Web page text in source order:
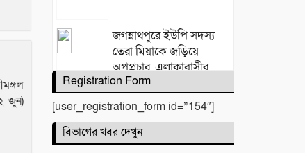
জুন)
জগন্নাথপুরে ইউপি সদস্য
তেরা মিয়াকে জড়িয়ে
অপপ্রচার, এলাকাবাসীর
মানববন্ধন
সিলেটে দুই বাসের মুখোমুখি
সংঘর্ষে নিহত ৯
Registration Form
[user_registration_form id=”154″]
বিভাগের খবর দেখুন